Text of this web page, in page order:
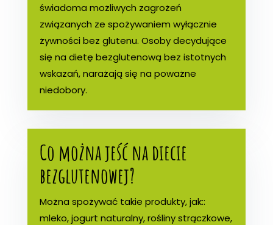
świadoma możliwych zagrożeń
związanych ze spożywaniem wyłącznie
żywności bez glutenu. Osoby decydujące
się na dietę bezglutenową bez istotnych
wskazań, narażają się na poważne
niedobory.
Co można jeść na diecie
bezglutenowej?
Można spożywać takie produkty, jak::
mleko, jogurt naturalny, rośliny strączkowe,